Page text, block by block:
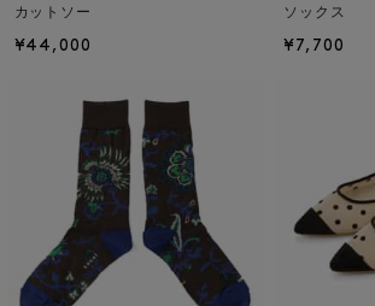
カットソー
¥44,000
ソックス
¥7,700